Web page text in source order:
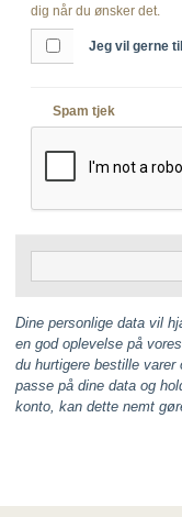
dig når du ønsker det.
Jeg vil gerne
Spam tjek
Dine personlige data vil
en god oplevelse på
du hurtigere bestille
passe på dine data og
konto, kan dette nemt